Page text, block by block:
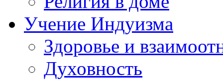
Учение Индуизма
Здоровье и
Духовность